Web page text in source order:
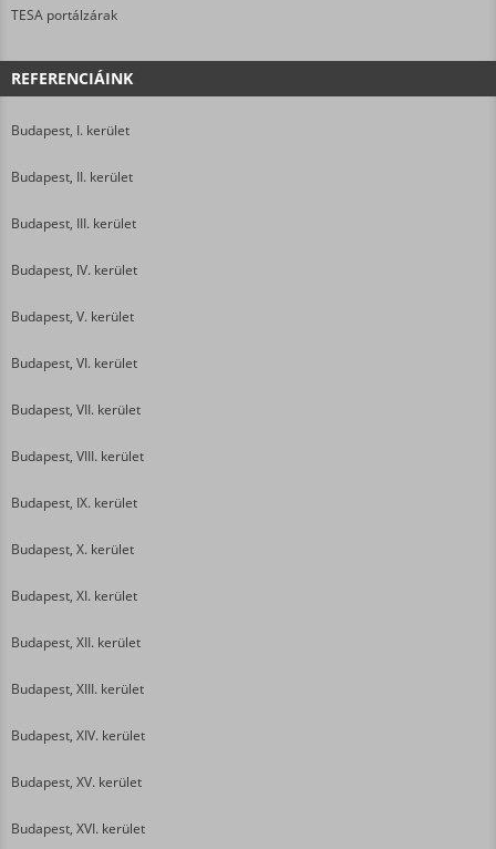
TESA portálzárak
REFERENCIÁINK
Budapest, I. kerület
Budapest, II. kerület
Budapest, III. kerület
Budapest, IV. kerület
Budapest, V. kerület
Budapest, VI. kerület
Budapest, VII. kerület
Budapest, VIII. kerület
Budapest, IX. kerület
Budapest, X. kerület
Budapest, XI. kerület
Budapest, XII. kerület
Budapest, XIII. kerület
Budapest, XIV. kerület
Budapest, XV. kerület
Budapest, XVI. kerület